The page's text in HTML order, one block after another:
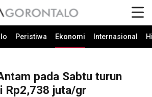
Peristiwa Ekonomi Internasional
pada Sabtu turun
Rp2,738 juta/gr